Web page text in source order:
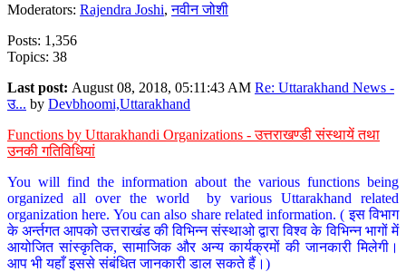
Moderators: Rajendra Joshi,नवीन जोशी
Posts: 1,356
Topics: 38
Last post: August 08, 2018, 05:11:43 AM Re: Uttarakhand News -
उ... by Devbhoomi,Uttarakhand
Functions by Uttarakhandi Organizations - उत्तराखण्डी संस्थायें तथा
उनकी गतिविधियां
You will find the information about the various functions being
organized all over the world by various Uttarakhand related
organization here. You can also share related information. ( इस विभाग
के अर्न्तगत आपको उत्तराखंड की विभिन्न संस्थाओ द्वारा विश्व के विभिन्न भागों में
आयोजित सांस्कृतिक, सामाजिक और अन्य कार्यक्रमों की जानकारी मिलेगी।
आप भी यहाँ इससे संबंधित जानकारी डाल सकते हैं।)